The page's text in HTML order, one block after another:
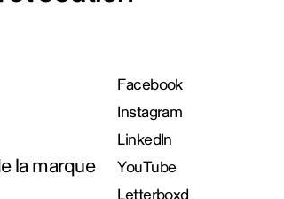
la marque
Facebook
Instagram
LinkedIn
YouTube
Letterboxd